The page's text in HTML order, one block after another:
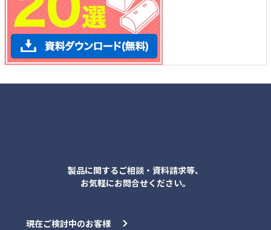
製品に関するご相談・資料請求等、
お気軽にお問合せください。
現在ご検討中のお客様